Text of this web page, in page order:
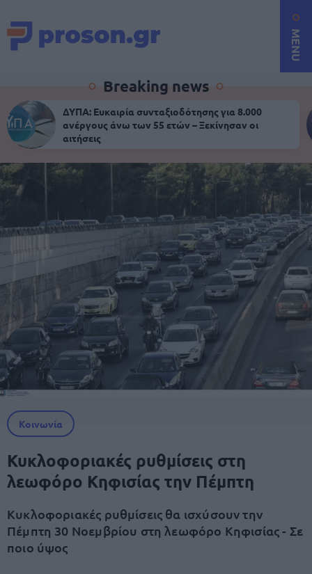
MENU
Breaking news
ΔΥΠΑ: Ευκαιρία συνταξιοδότησης για 8.000
ανέργους άνω των 55 ετών – Ξεκίνησαν οι
αιτήσεις
Κοινωνία
Κυκλοφοριακές ρυθμίσεις στη
λεωφόρο Κηφισίας την Πέμπτη
Κυκλοφοριακές ρυθμίσεις θα ισχύσουν την
Πέμπτη 30 Νοεμβρίου στη λεωφόρο Κηφισίας - Σε
ποιο ύψος